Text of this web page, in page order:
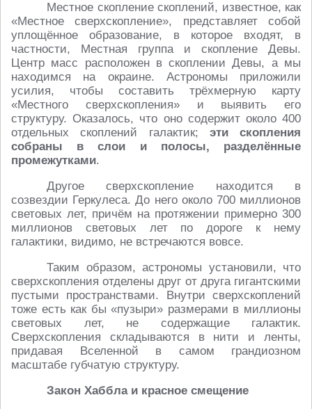
Местное скопление скоплений, известное, как
«Местное сверхскопление», представляет собой
уплощённое образование, в которое входят, в
частности, Местная группа и скопление Девы.
Центр масс расположен в скоплении Девы, а мы
находимся на окраине. Астрономы приложили
усилия, чтобы составить трёхмерную карту
«Местного сверхскопления» и выявить его
структуру. Оказалось, что оно содержит около 400
отдельных скоплений галактик; эти скопления
собраны в слои и полосы, разделённые
промежутками.
Другое сверхскопление находится в
созвездии Геркулеса. До него около 700 миллионов
световых лет, причём на протяжении примерно 300
миллионов световых лет по дороге к нему
галактики, видимо, не встречаются вовсе.
Таким образом, астрономы установили, что
сверхскопления отделены друг от друга гигантскими
пустыми пространствами. Внутри сверхскоплений
тоже есть как бы «пузыри» размерами в миллионы
световых лет, не содержащие галактик.
Сверхскопления складываются в нити и ленты,
придавая Вселенной в самом грандиозном
масштабе губчатую структуру.
Закон Хаббла и красное смещение